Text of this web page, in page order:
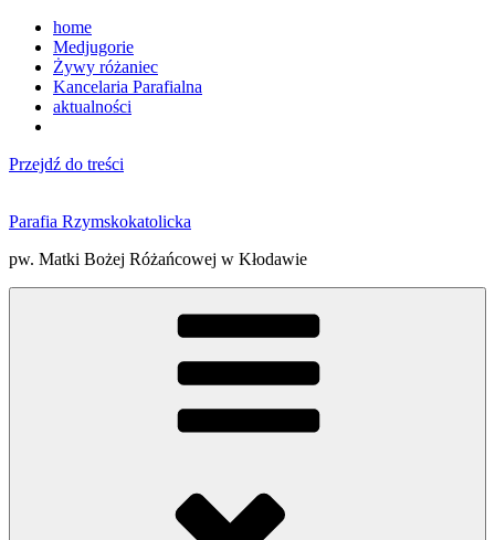
home
Medjugorie
Żywy różaniec
Kancelaria Parafialna
aktualności
Przejdź do treści
Parafia Rzymskokatolicka
pw. Matki Bożej Różańcowej w Kłodawie